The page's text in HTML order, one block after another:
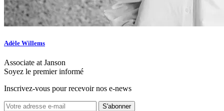
Adèle Willems
Associate at Janson
Soyez le premier informé
Inscrivez-vous pour recevoir nos e-news
S'abonner